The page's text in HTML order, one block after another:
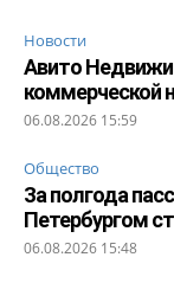
Новости
Авито
коммерческой
06.08.2026 15:59
Общество
За полгода
Петербургом
06.08.2026 15:48